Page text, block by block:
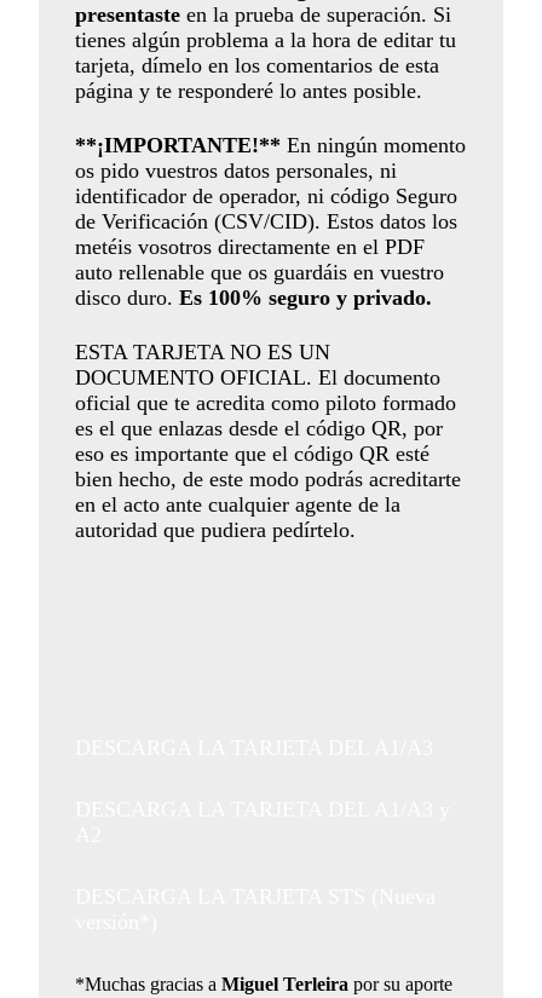
presentaste en la prueba de superación. Si
tienes algún problema a la hora de editar tu
tarjeta, dímelo en los comentarios de esta
página y te responderé lo antes posible.
**¡IMPORTANTE!** En ningún momento
os pido vuestros datos personales, ni
identificador de operador, ni código Seguro
de Verificación (CSV/CID). Estos datos los
metéis vosotros directamente en el PDF
auto rellenable que os guardáis en vuestro
disco duro. Es 100% seguro y privado.
ESTA TARJETA NO ES UN
DOCUMENTO OFICIAL. El documento
oficial que te acredita como piloto formado
es el que enlazas desde el código QR, por
eso es importante que el código QR esté
bien hecho, de este modo podrás acreditarte
en el acto ante cualquier agente de la
autoridad que pudiera pedírtelo.
*Muchas gracias a Miguel Terleira por su aporte